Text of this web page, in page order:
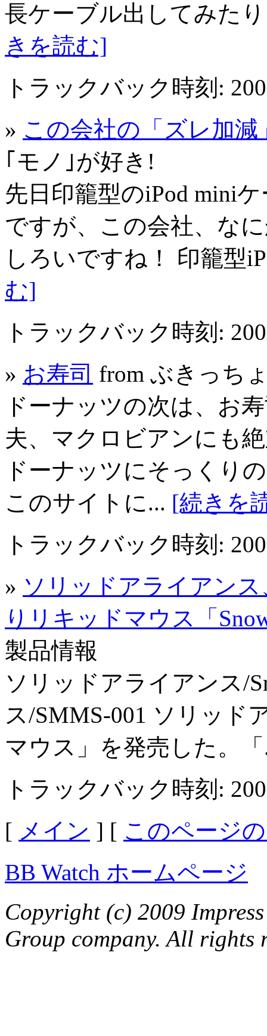
長ケーブル出してみた
きを読む]
トラックバック時刻:
» この会社の「ズレ加減
｢モノ｣が好き!
先日印籠型のiPod mini
ですが、この会社、な
しろいですね！ 印籠型
む]
トラックバック時刻:
» お寿司 from ぶきっち
ドーナッツの次は、お
夫、マクロビアンにも
ドーナッツにそっくり
このサイトに... [続きを
トラックバック時刻:
» ソリッドアライアン
りリキッドマウス「
製品情報
ソリッドアライアンス/
ス/SMMS-001 ソリッド
マウス」を発売した。
トラックバック時刻:
[ メイン ] [ このページ
BB Watch ホームページ
Copyright (c) 2009
Group company. All rights